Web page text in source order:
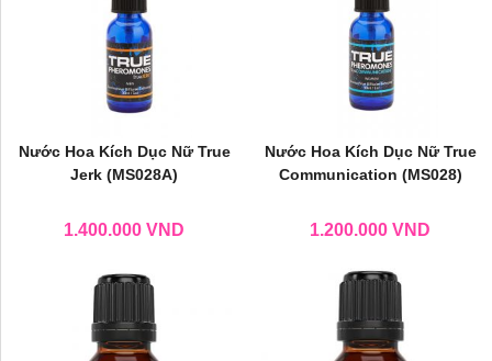
Nước Hoa Kích Dục Nữ True
Jerk (MS028A)
1.400.000 VND
Nước Hoa Kích Dục Nữ True
Communication (MS028)
1.200.000 VND